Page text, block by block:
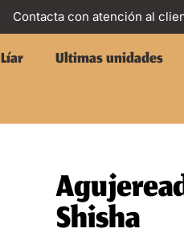
Contacta con atención al
Líar
Ultimas unidades
Shisha